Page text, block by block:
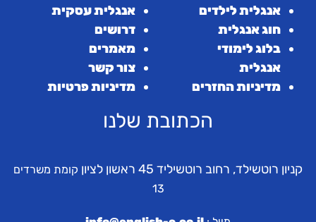
אנגלית לילדים
חוג אנגלית
בלוג לימודי
אנגלית
מדיניות החזרים
אנגלית עסקית
דרושים
מאמרים
צור קשר
מדיניות פרטיות
הכתובת שלנו
קניון רוטשילד, רחוב רוטשיליד 45 ראשון לציון
קומת משרדים
13